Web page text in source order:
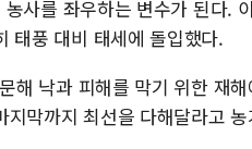
사를 좌우하는 변수가 된다.
태풍 대비 태세에 돌입했다.
해 낙과 피해를 막기 위한 재
막까지 최선을 다해달라고